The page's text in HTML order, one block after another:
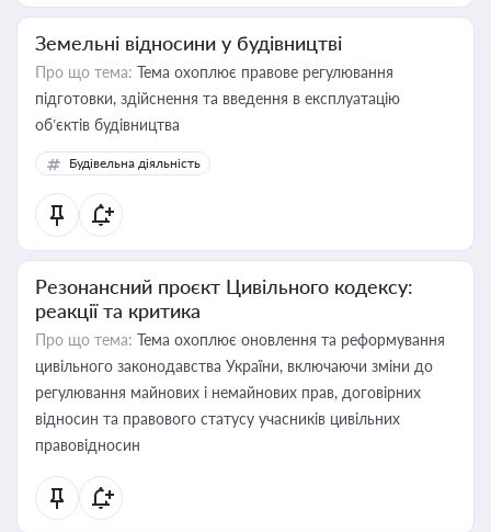
Земельні відносини у будівництві
Про що тема: Тема охоплює правове регулювання
підготовки, здійснення та введення в експлуатацію
об’єктів будівництва
Будівельна діяльність
Резонансний проєкт Цивільного кодексу:
реакції та критика
Про що тема: Тема охоплює оновлення та реформування
цивільного законодавства України, включаючи зміни до
регулювання майнових і немайнових прав, договірних
відносин та правового статусу учасників цивільних
правовідносин